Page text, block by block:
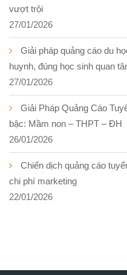
vượt trội
27/01/2026
Giải pháp quảng cáo du
huynh, đúng học sinh quan
27/01/2026
Giải Pháp Quảng Cáo
bậc: Mầm non – THPT – ĐH
26/01/2026
Chiến dịch quảng cáo
chi phí marketing
22/01/2026